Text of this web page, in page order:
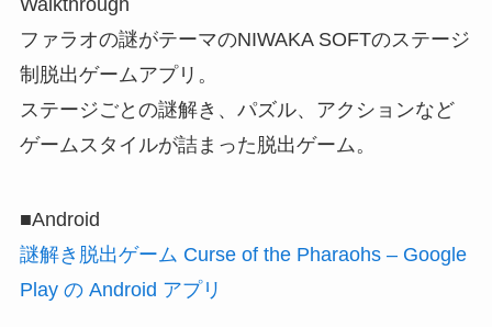
ファラオの謎がテーマのNIWAKA SOFTのステージ
制脱出ゲームアプリ。
ステージごとの謎解き、パズル、アクションなど
ゲームスタイルが詰まった脱出ゲーム。
■Android
謎解き脱出ゲーム Curse of the Pharaohs – Google
Play の Android アプリ